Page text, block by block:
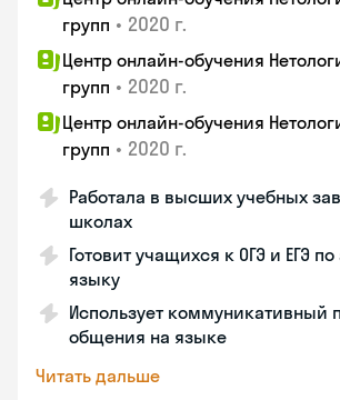
групп • 2020 г.
Центр онлайн-обучения
групп • 2020 г.
Центр онлайн-обучения
групп • 2020 г.
Работала в высших учебных
школах
Готовит учащихся к ОГЭ и ЕГЭ
языку
Использует коммуникативный
общения на языке
Читать дальше